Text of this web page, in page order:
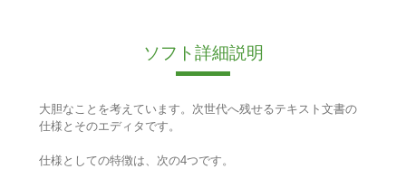
ソフト詳細説明
大胆なことを考えています。次世代へ残せるテキスト文書の
仕様とそのエディタです。
仕様としての特徴は、次の4つです。